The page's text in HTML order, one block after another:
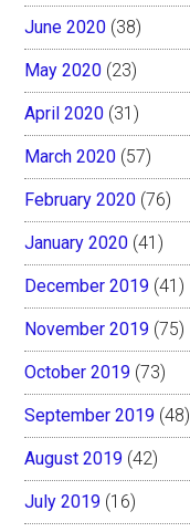
June 2020 (38)
May 2020 (23)
April 2020 (31)
March 2020 (57)
February 2020 (76)
January 2020 (41)
December 2019 (41)
November 2019 (75)
October 2019 (73)
September 2019 (48)
August 2019 (42)
July 2019 (16)